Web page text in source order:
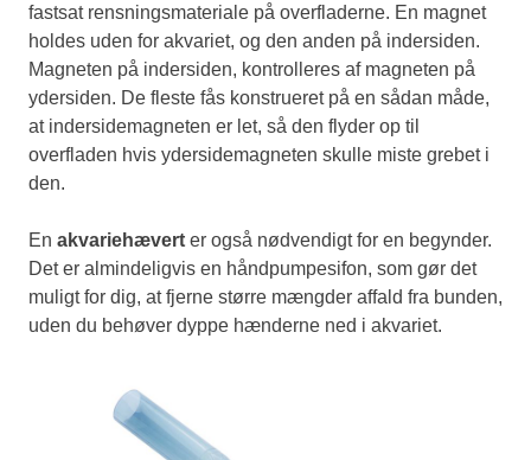
fastsat rensningsmateriale på overfladerne. En magnet
holdes uden for akvariet, og den anden på indersiden.
Magneten på indersiden, kontrolleres af magneten på
ydersiden. De fleste fås konstrueret på en sådan måde,
at indersidemagneten er let, så den flyder op til
overfladen hvis ydersidemagneten skulle miste grebet i
den.
En akvariehævert er også nødvendigt for en begynder.
Det er almindeligvis en håndpumpesifon, som gør det
muligt for dig, at fjerne større mængder affald fra bunden,
uden du behøver dyppe hænderne ned i akvariet.